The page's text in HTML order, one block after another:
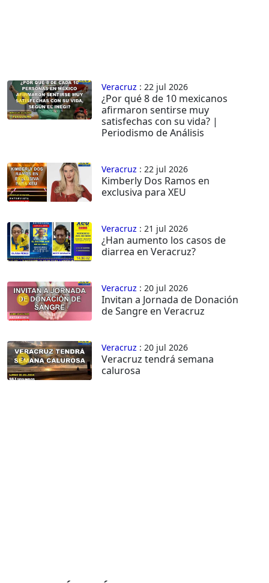
Veracruz : 22 jul 2026
¿Por qué 8 de 10 mexicanos
afirmaron sentirse muy
satisfechas con su vida? |
Periodismo de Análisis
Veracruz : 22 jul 2026
Kimberly Dos Ramos en
exclusiva para XEU
Veracruz : 21 jul 2026
¿Han aumento los casos de
diarrea en Veracruz?
Veracruz : 20 jul 2026
Invitan a Jornada de Donación
de Sangre en Veracruz
Veracruz : 20 jul 2026
Veracruz tendrá semana
calurosa